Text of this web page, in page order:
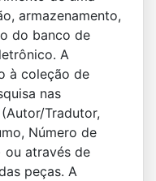
armazenamento,
do banco de
A
à coleção de
nas
Tradutor,
Número de
ou através de
peças. A